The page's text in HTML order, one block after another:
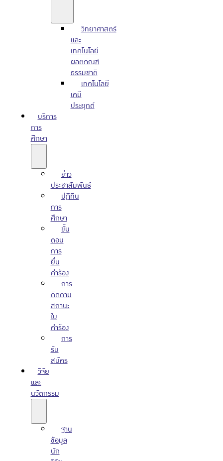
วิทยาศาสตร์
และ
เทคโนโลยี
ผลิตภัณฑ์
ธรรมชาติ
เทคโนโลยี
เคมี
ประยุกต์
บริการ
การ
ศึกษา
ข่าว
ประชาสัมพันธ์
ปฏิทิน
การ
ศึกษา
ขั้น
ตอน
การ
ยื่น
คำร้อง
การ
ติดตาม
สถานะ
ใบ
คำร้อง
การ
รับ
สมัคร
วิจัย
และ
นวัตกรรม
ฐาน
ข้อมูล
นัก